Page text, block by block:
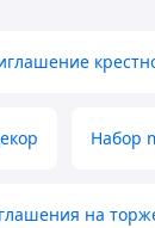
Набор
на